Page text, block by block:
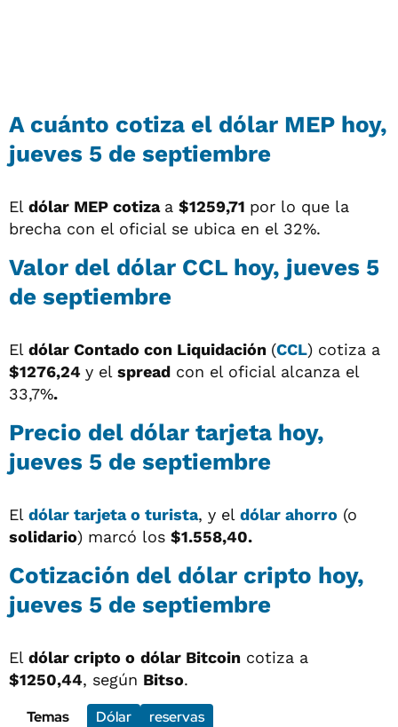
A cuánto cotiza el dólar MEP hoy,
jueves 5 de septiembre
El dólar MEP cotiza a $1259,71 por lo que la
brecha con el oficial se ubica en el 32%.
Valor del dólar CCL hoy, jueves 5
de septiembre
El dólar Contado con Liquidación (CCL) cotiza a
$1276,24 y el spread con el oficial alcanza el
33,7%.
Precio del dólar tarjeta hoy,
jueves 5 de septiembre
El dólar tarjeta o turista, y el dólar ahorro (o
solidario) marcó los $1.558,40.
Cotización del dólar cripto hoy,
jueves 5 de septiembre
El dólar cripto o dólar Bitcoin cotiza a
$1250,44, según Bitso.
Temas
Dólar reservas